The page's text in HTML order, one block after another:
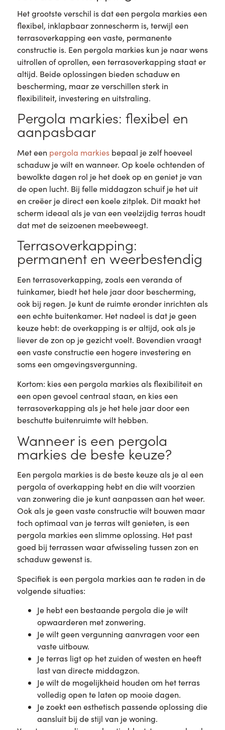
Het grootste verschil is dat een pergola markies een
flexibel, inklapbaar zonnescherm is, terwijl een
terrasoverkapping een vaste, permanente
constructie is. Een pergola markies kun je naar wens
uitrollen of oprollen, een terrasoverkapping staat er
altijd. Beide oplossingen bieden schaduw en
bescherming, maar ze verschillen sterk in
flexibiliteit, investering en uitstraling.
Pergola markies: flexibel en
aanpasbaar
Met een pergola markiesbepaal je zelf hoeveel
schaduw je wilt en wanneer. Op koele ochtenden of
bewolkte dagen rol je het doek op en geniet je van
de open lucht. Bij felle middagzon schuif je het uit
en creëer je direct een koele zitplek. Dit maakt het
scherm ideaal als je van een veelzijdig terras houdt
dat met de seizoenen meebeweegt.
Terrasoverkapping:
permanent en weerbestendig
Een terrasoverkapping, zoals een veranda of
tuinkamer, biedt het hele jaar door bescherming,
ook bij regen. Je kunt de ruimte eronder inrichten als
een echte buitenkamer. Het nadeel is dat je geen
keuze hebt: de overkapping is er altijd, ook als je
liever de zon op je gezicht voelt. Bovendien vraagt
een vaste constructie een hogere investering en
soms een omgevingsvergunning.
Kortom: kies een pergola markies als flexibiliteit en
een open gevoel centraal staan, en kies een
terrasoverkapping als je het hele jaar door een
beschutte buitenruimte wilt hebben.
Wanneer is een pergola
markies de beste keuze?
Een pergola markies is de beste keuze als je al een
pergola of overkapping hebt en die wilt voorzien
van zonwering die je kunt aanpassen aan het weer.
Ook als je geen vaste constructie wilt bouwen maar
toch optimaal van je terras wilt genieten, is een
pergola markies een slimme oplossing. Het past
goed bij terrassen waar afwisseling tussen zon en
schaduw gewenst is.
Specifiek is een pergola markies aan te raden in de
volgende situaties:
Je hebt een bestaande pergola die je wilt
opwaarderen met zonwering.
Je wilt geen vergunning aanvragen voor een
vaste uitbouw.
Je terras ligt op het zuiden of westen en heeft
last van directe middagzon.
Je wilt de mogelijkheid houden om het terras
volledig open te laten op mooie dagen.
Je zoekt een esthetisch passende oplossing die
aansluit bij de stijl van je woning.